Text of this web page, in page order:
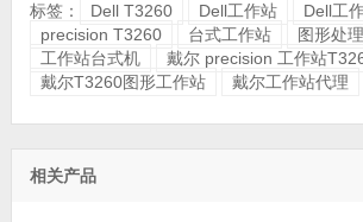
标签： Dell T3260 Dell工作站
Dell工
precision T3260
台式工作站 图形处理
工作站台式机
戴尔 precision 工作站
戴尔T3260图形工作站
戴尔工作站代理
相关产品